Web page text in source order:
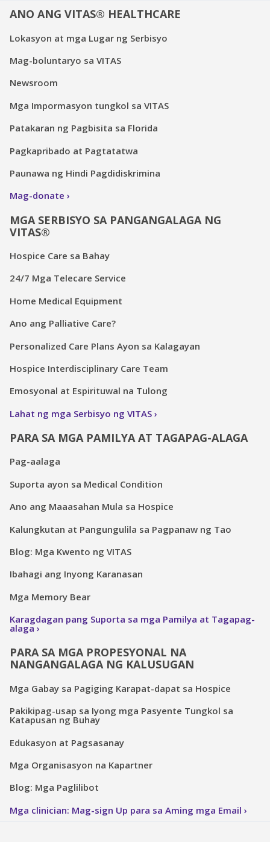
ANO ANG VITAS® HEALTHCARE
Lokasyon at mga Lugar ng Serbisyo
Mag-boluntaryo sa VITAS
Newsroom
Mga Impormasyon tungkol sa VITAS
Patakaran ng Pagbisita sa Florida
Pagkapribado at Pagtatatwa
Paunawa ng Hindi Pagdidiskrimina
Mag-donate
MGA SERBISYO SA PANGANGALAGA NG
VITAS®
Hospice Care sa Bahay
24/7 Mga Telecare Service
Home Medical Equipment
Ano ang Palliative Care?
Personalized Care Plans Ayon sa Kalagayan
Hospice Interdisciplinary Care Team
Emosyonal at Espirituwal na Tulong
Lahat ng mga Serbisyo ng VITAS
PARA SA MGA PAMILYA AT TAGAPAG-ALAGA
Pag-aalaga
Suporta ayon sa Medical Condition
Ano ang Maaasahan Mula sa Hospice
Kalungkutan at Pangungulila sa Pagpanaw ng Tao
Blog: Mga Kwento ng VITAS
Ibahagi ang Inyong Karanasan
Mga Memory Bear
Karagdagan pang Suporta sa mga Pamilya at Tagapag-
alaga
PARA SA MGA PROPESYONAL NA
NANGANGALAGA NG KALUSUGAN
Mga Gabay sa Pagiging Karapat-dapat sa Hospice
Pakikipag-usap sa Iyong mga Pasyente Tungkol sa
Katapusan ng Buhay
Edukasyon at Pagsasanay
Mga Organisasyon na Kapartner
Blog: Mga Paglilibot
Mga clinician: Mag-sign Up para sa Aming mga Email